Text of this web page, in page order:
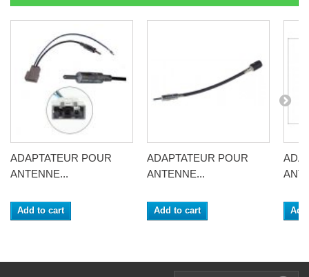
ADAPTATEUR POUR
ANTENNE...
Add to cart
ADAPTATEUR POUR
ANTENNE...
Add to cart